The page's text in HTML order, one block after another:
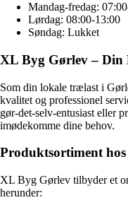
Mandag-fredag:
Lørdag: 08:00-13:00
Søndag: Lukket
XL Byg Gørlev –
Som din lokale trælast i
kvalitet og professionel
gør-det-selv-entusiast eller
imødekomme dine behov.
Produktsortiment
XL Byg Gørlev tilbyder et
herunder: